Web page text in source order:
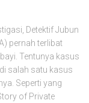
Detektif Jubun
pernah terlibat
Tentunya kasus
salah satu kasus
Seperti yang
of Private